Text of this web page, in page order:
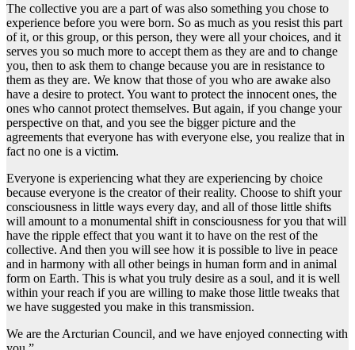
The collective you are a part of was also something you chose to
experience before you were born. So as much as you resist this part
of it, or this group, or this person, they were all your choices, and it
serves you so much more to accept them as they are and to change
you, then to ask them to change because you are in resistance to
them as they are. We know that those of you who are awake also
have a desire to protect. You want to protect the innocent ones, the
ones who cannot protect themselves. But again, if you change your
perspective on that, and you see the bigger picture and the
agreements that everyone has with everyone else, you realize that in
fact no one is a victim.
Everyone is experiencing what they are experiencing by choice
because everyone is the creator of their reality. Choose to shift your
consciousness in little ways every day, and all of those little shifts
will amount to a monumental shift in consciousness for you that will
have the ripple effect that you want it to have on the rest of the
collective. And then you will see how it is possible to live in peace
and in harmony with all other beings in human form and in animal
form on Earth. This is what you truly desire as a soul, and it is well
within your reach if you are willing to make those little tweaks that
we have suggested you make in this transmission.
We are the Arcturian Council, and we have enjoyed connecting with